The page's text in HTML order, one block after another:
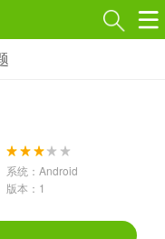
系统：Android
版本：1